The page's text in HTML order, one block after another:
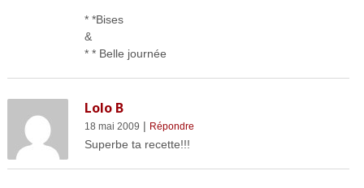
* *Bises
&
* * Belle journée
Lolo B
18 mai 2009 | Répondre
Superbe ta recette!!!